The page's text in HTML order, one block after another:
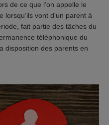
de ce que l’on appelle le
lorsqu’ils vont d’un parent à
fait partie des tâches du
téléphonique du
disposition des parents en